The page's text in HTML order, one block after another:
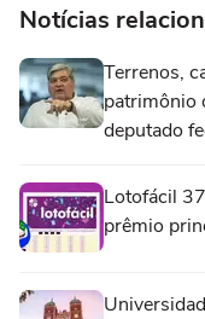
Notícias
Terrenos,
patrimônio
deputado
Lotofácil
prêmio